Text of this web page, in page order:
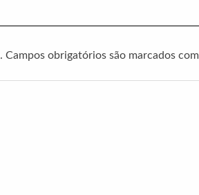
Campos obrigatórios são marcados com